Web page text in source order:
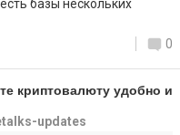
базы нескольких
0
криптовалюту удобно и
updates